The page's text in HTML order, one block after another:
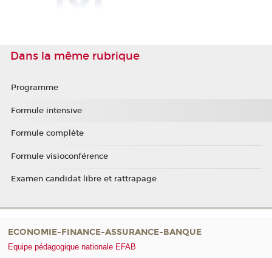
Dans la même rubrique
Programme
Formule intensive
Formule complète
Formule visioconférence
Examen candidat libre et rattrapage
ECONOMIE-FINANCE-ASSURANCE-BANQUE
Equipe pédagogique nationale EFAB